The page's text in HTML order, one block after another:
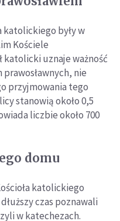
katolickiego były w
Kościele
katolicki uznaje ważność
nie
przyjmowania tego
stanowią około 0,5
liczbie około 700
domu
katolickiego
czas poznawali
w katechezach.